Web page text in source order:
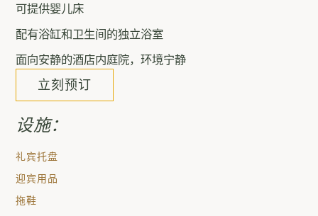
立刻预订
可提供婴儿床
配有浴缸和卫生间的独立浴室
面向安静的酒店内庭院，环境宁静
设施：
礼宾托盘
迎宾用品
拖鞋